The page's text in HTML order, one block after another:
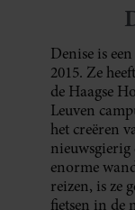
Denise is
2015. Ze
de Haagse
Leuven
het creëren
enorme
reizen, is ze
fietsen in de